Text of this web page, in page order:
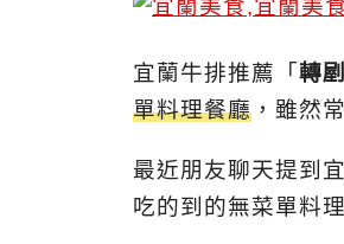
宜蘭牛排推薦「轉
單料理餐廳 ，雖然
最近朋友聊天提到
吃的到的無菜單料